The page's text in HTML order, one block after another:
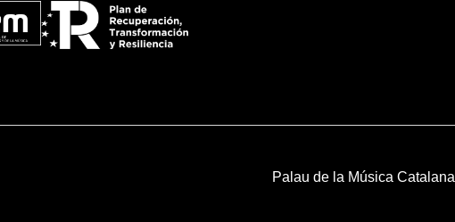
Palau de la Música Catalana